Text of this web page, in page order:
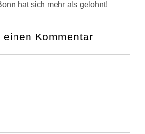
hat sich mehr als gelohnt!
einen Kommentar